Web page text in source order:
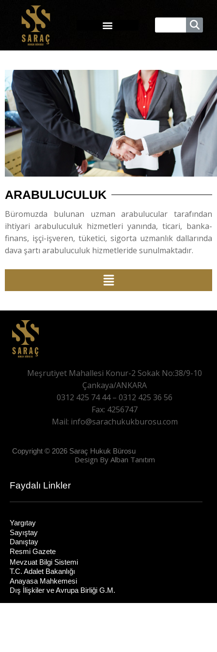
ARABULUCULUK
Büromuzda bulunan uzman arabulucular tarafından
ihtiyari arabuluculuk hizmetleri yanında, ticari, banka-
finans, işçi-işveren, tüketici, sigorta uzmanlık dallarında
dava şartı arabuluculuk hizmetleride sunulmaktadır.
Meşrutiyet Mahallesi Konur-2 Sokak No:38/9-10
Çankaya/ANKARA
0312 425 74 44 – 0312 425 36 56
Fax: 4256747
Mail: info@sarachukukburosu.com
Copyright © 2026 Saraç Hukuk Bürosu
Design By Alban Tanıtım
Faydalı Linkler
Yargıtay
Sayıştay
Danıştay
Resmi Gazete
Mevzuat Bilgi Sistemi
T.C. Adalet Bakanlığı
Anayasa Mahkemesi
Dış İlişkiler ve Avrupa Birliği G.M.